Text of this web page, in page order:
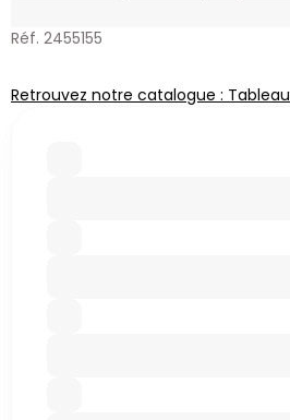
Réf. 2455155
Retrouvez notre catalogue : Tableau